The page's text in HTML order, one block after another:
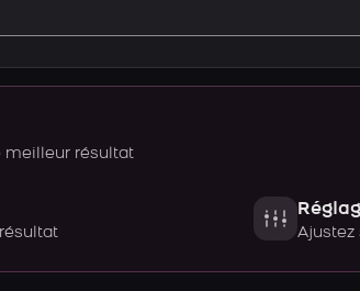
meilleur résultat